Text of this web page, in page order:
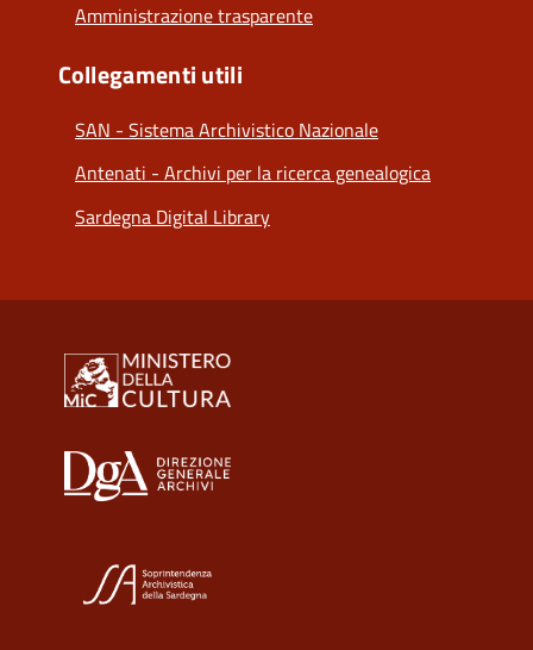
Amministrazione trasparente
Collegamenti utili
SAN - Sistema Archivistico Nazionale
Antenati - Archivi per la ricerca genealogica
Sardegna Digital Library